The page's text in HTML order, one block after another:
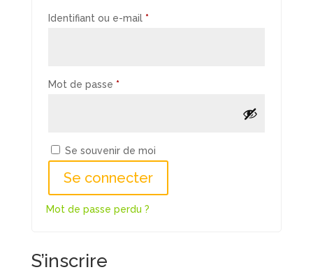
Identifiant ou e-mail *Obligatoire
Mot de passe *Obligatoire
Se souvenir de moi
Se connecter
Mot de passe perdu ?
S’inscrire